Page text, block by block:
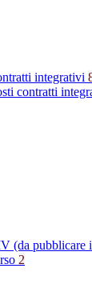
integrativi
contratti
(da pubblicare
2